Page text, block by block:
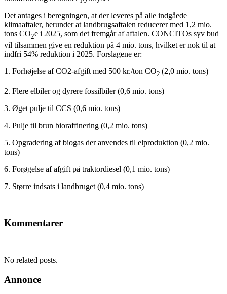
Det antages i beregningen, at der leveres på alle indgåede
klimaaftaler, herunder at landbrugsaftalen reducerer med 1,2 mio.
tons CO2e i 2025, som det fremgår af aftalen. CONCITOs syv bud
vil tilsammen give en reduktion på 4 mio. tons, hvilket er nok til at
indfri 54% reduktion i 2025. Forslagene er:
1. Forhøjelse af CO2-afgift med 500 kr./ton CO2 (2,0 mio. tons)
2. Flere elbiler og dyrere fossilbiler (0,6 mio. tons)
3. Øget pulje til CCS (0,6 mio. tons)
4. Pulje til brun bioraffinering (0,2 mio. tons)
5. Opgradering af biogas der anvendes til elproduktion (0,2 mio.
tons)
6. Forøgelse af afgift på traktordiesel (0,1 mio. tons)
7. Større indsats i landbruget (0,4 mio. tons)
Kommentarer
No related posts.
Annonce